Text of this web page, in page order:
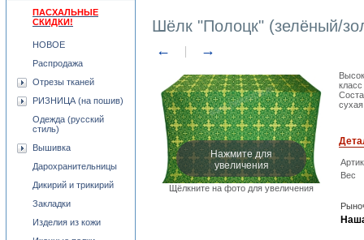
Шёлк "Полоцк" (зелёный/
← →
Нажмите для
увеличения
Щёлкните на фото для увеличения
Вес
ПАСХАЛЬНЫЕ
СКИДКИ!
НОВОЕ
Распродажа
Отрезы тканей
РИЗНИЦА (на пошив)
Одежда (русский
стиль)
Вышивка
Дарохранительницы
Дикирий и трикирий
Закладки
Изделия из кожи